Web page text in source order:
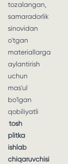
tozalangan,
samaradorlik
sinovidan
o'tgan
materiallarga
aylantirish
uchun
mas'ul
bo'lgan
qobiliyatli
tosh
plitka
ishlab
chiqaruvchisi